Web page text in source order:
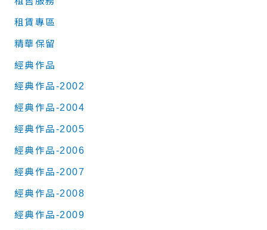
租賃專區
精華保留
經典作品
經典作品-2002
經典作品-2004
經典作品-2005
經典作品-2006
經典作品-2007
經典作品-2008
經典作品-2009